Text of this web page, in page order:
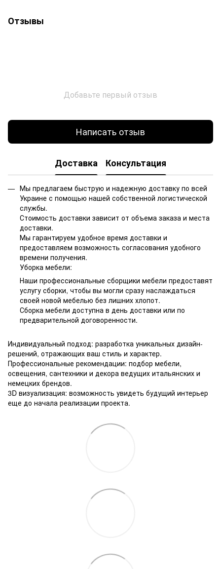
Отзывы
Добавьте первый отзыв
Написать отзыв
Доставка Консультация
Мы предлагаем быструю и надежную доставку по всей
Украине с помощью нашей собственной логистической
службы.
Стоимость доставки зависит от объема заказа и места
доставки.
Мы гарантируем удобное время доставки и
предоставляем возможность согласования удобного
времени получения.
Уборка мебели:
Наши профессиональные сборщики мебели предоставят
услугу сборки, чтобы вы могли сразу наслаждаться
своей новой мебелью без лишних хлопот.
Сборка мебели доступна в день доставки или по
предварительной договоренности.
Индивидуальный подход: разработка уникальных дизайн-
решений, отражающих ваш стиль и характер.
Профессиональные рекомендации: подбор мебели,
освещения, сантехники и декора ведущих итальянских и
немецких брендов.
3D визуализация: возможность увидеть будущий интерьер
еще до начала реализации проекта.